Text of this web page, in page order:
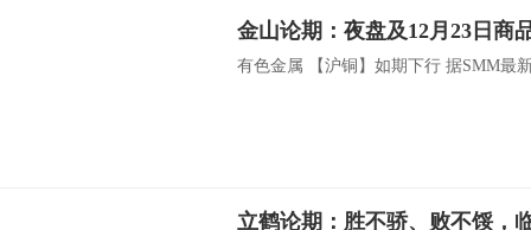
金山论期：夜盘及12月23日
有色金属 【沪铜】如期下行 据SMM最